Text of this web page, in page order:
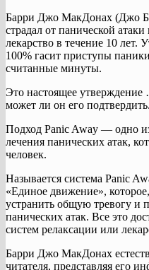
Барри Джо МакДонах (Джо
страдал от панической атаки
лекарство в течение 10 лет.
100% гасит приступы
считанные минуты.
Это настоящее утверждение
может ли он его подтвердить.
Подход Panic Away — одно
лечения панических атак,
человек.
Называется система Panic
«Единое движение»,
устранить общую тревогу и
панических атак. Все это
систем релаксации или
Барри Джо МакДонах
читателя, представляя его